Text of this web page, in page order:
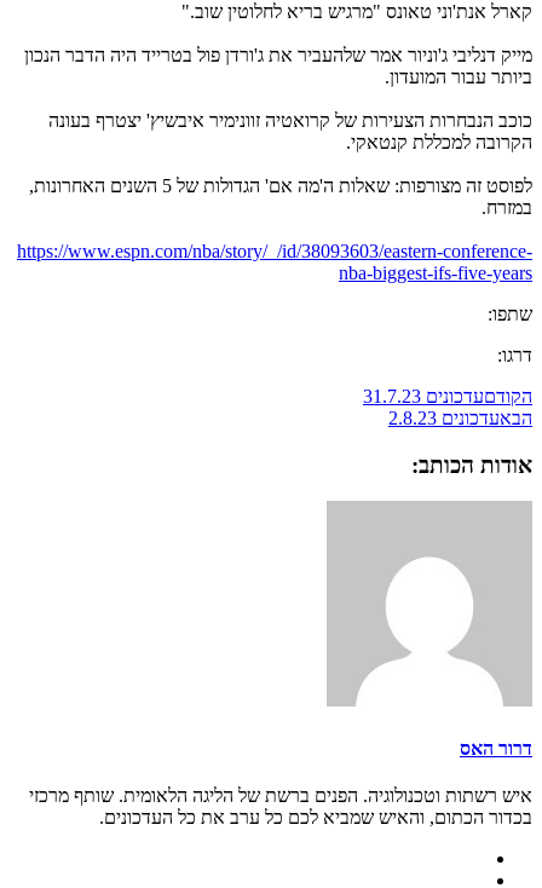
קארל אנת'וני טאונס "מרגיש בריא לחלוטין שוב."
מייק דנליבי ג'וניור אמר שלהעביר את ג'ורדן פול בטרייד היה הדבר הנכון
ביותר עבור המועדון.
כוכב הנבחרות הצעירות של קרואטיה זוונימיר איבשיץ' יצטרף בעונה
הקרובה למכללת קנטאקי.
לפוסט זה מצורפות: שאלות ה'מה אם' הגדולות של 5 השנים האחרונות,
במזרח.
https://www.espn.com/nba/story/_/id/38093603/eastern-conference-
nba-biggest-ifs-five-years
שתפו:
דרגו:
הקודםעדכונים 31.7.23
הבאעדכונים 2.8.23
אודות הכותב:
דרור האס
איש רשתות וטכנולוגיה. הפנים ברשת של הליגה הלאומית. שותף מרכזי
בכדור הכתום, והאיש שמביא לכם כל ערב את כל העדכונים.